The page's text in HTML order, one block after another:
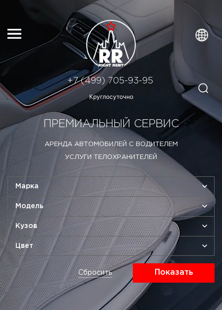
Круглосуточно
+7 (499) 705-93-95
ПРЕМИАЛЬНЫЙ СЕРВИС
АРЕНДА АВТОМОБИЛЕЙ С ВОДИТЕЛЕМ
УСЛУГИ ТЕЛОХРАНИТЕЛЕЙ
Марка
Модель
Кузов
Цвет
Сбросить Показать